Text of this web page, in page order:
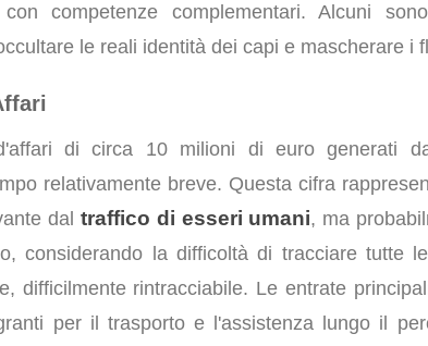
competenze complementari. Alcuni
le reali identità dei capi e mascherare i
di circa 10 milioni di euro generati
relativamente breve. Questa cifra
daltraffico di esseri umani, ma
considerando la difficoltà di tracciare tutte
difficilmente rintracciabile. Le entrate
per il trasporto e l'assistenza lungo il